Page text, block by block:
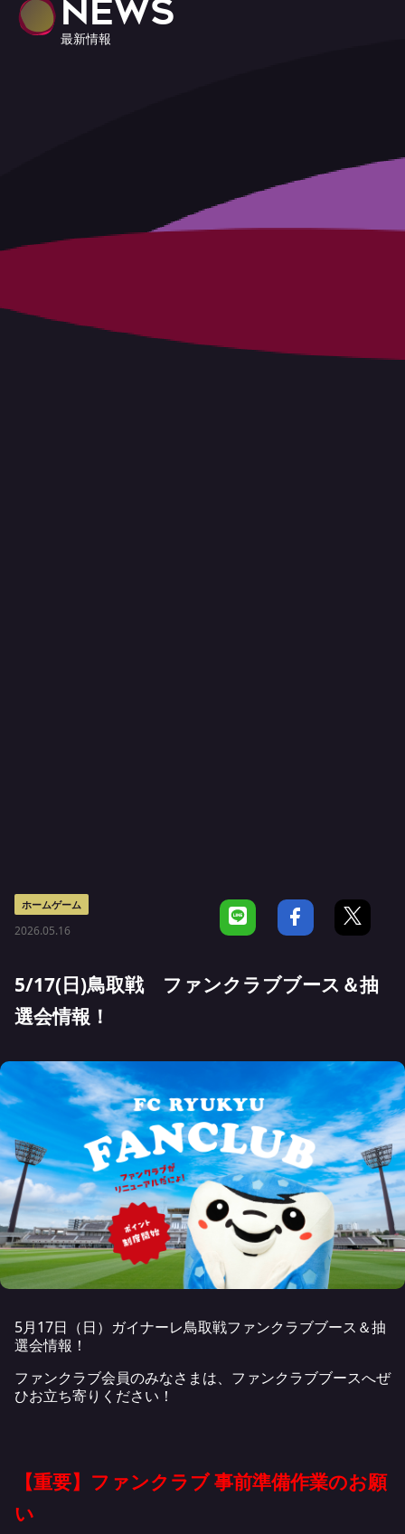
NEWS
最新情報
ホームゲーム
2026.05.16
5/17(日)鳥取戦 ファンクラブブース＆抽
選会情報！
5月17日（日）ガイナーレ鳥取戦ファンクラブブース＆抽
選会情報！
ファンクラブ会員のみなさまは、ファンクラブブースへぜ
ひお立ち寄りください！
【重要】ファンクラブ 事前準備作業のお願
い